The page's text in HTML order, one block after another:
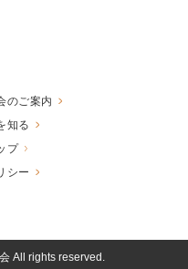
のご案内
知る
プ
シー
All rights reserved.